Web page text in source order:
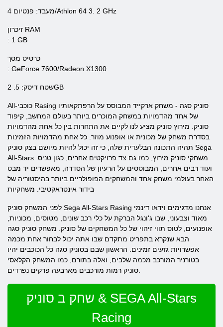
מעבד: פנטיום 4/Athlon 64 3. 2 GHz
זיכרון RAM
: 1 GB
כרטיס מסך
: GeForce 7600/Radeon X1300
שטח דיסק: 5. 2GB
All-כוכבי Rasing סוניק סגה - משחק ארקייד המבוסס על הרפתקאותיו
של אחד מהדמויות במשחק המוכרים ביותר בעולם המחשב, קיפוד
סוניק. מירוץ סוניק מציע לנו לקיים את התחרות בין כל אחת מהדמויות
בסדרת משחק של מכונית או אופנוע מוזר. כל אחת מהדמויות הזמינות
תהיה התכונה הבלעדית שלה, כי זה יכול להיות מיושם בצק סוניק Sega
All-Stars. משחקי סוניק מירוץ, כמו גם צד פרויקטים אחרים, כגון טניס
ועוד רבים אחרים, המבוססים על הרעיון של הסדרה, מאפשרים יד מבט
האחר בעולמי משחק אחד והמשחקים הפופולריים ביותר בהיסטוריה של
בידור אינטראקטיבי. משחקיות
לפני המשחק סוניק Sega All-Stars Rasing אנחנו מדגימים וידאו דינמי
מאוד וצבעוני, שבו ג'ונגל הברקת על כלי רכב שונים, מטוסים, מכוניות,
אופנועים, לטוס תווי זיהוי של כל המשחקים של סוניק. משחק סוניק סגה
הבא שנקרא בתפריט מתקדם שבו אתה יכול לבחור אחת מכמה
אפשרויות גזעים זמינים. הראשון שבם בסוניק סגה כל הכוכבים יהיו
בטורניר המורכב מכמה שלבים, ואלה בתורם, כמו המשחק הקלאסי
שחק ב סוניק & SEGA All-Stars
Racing